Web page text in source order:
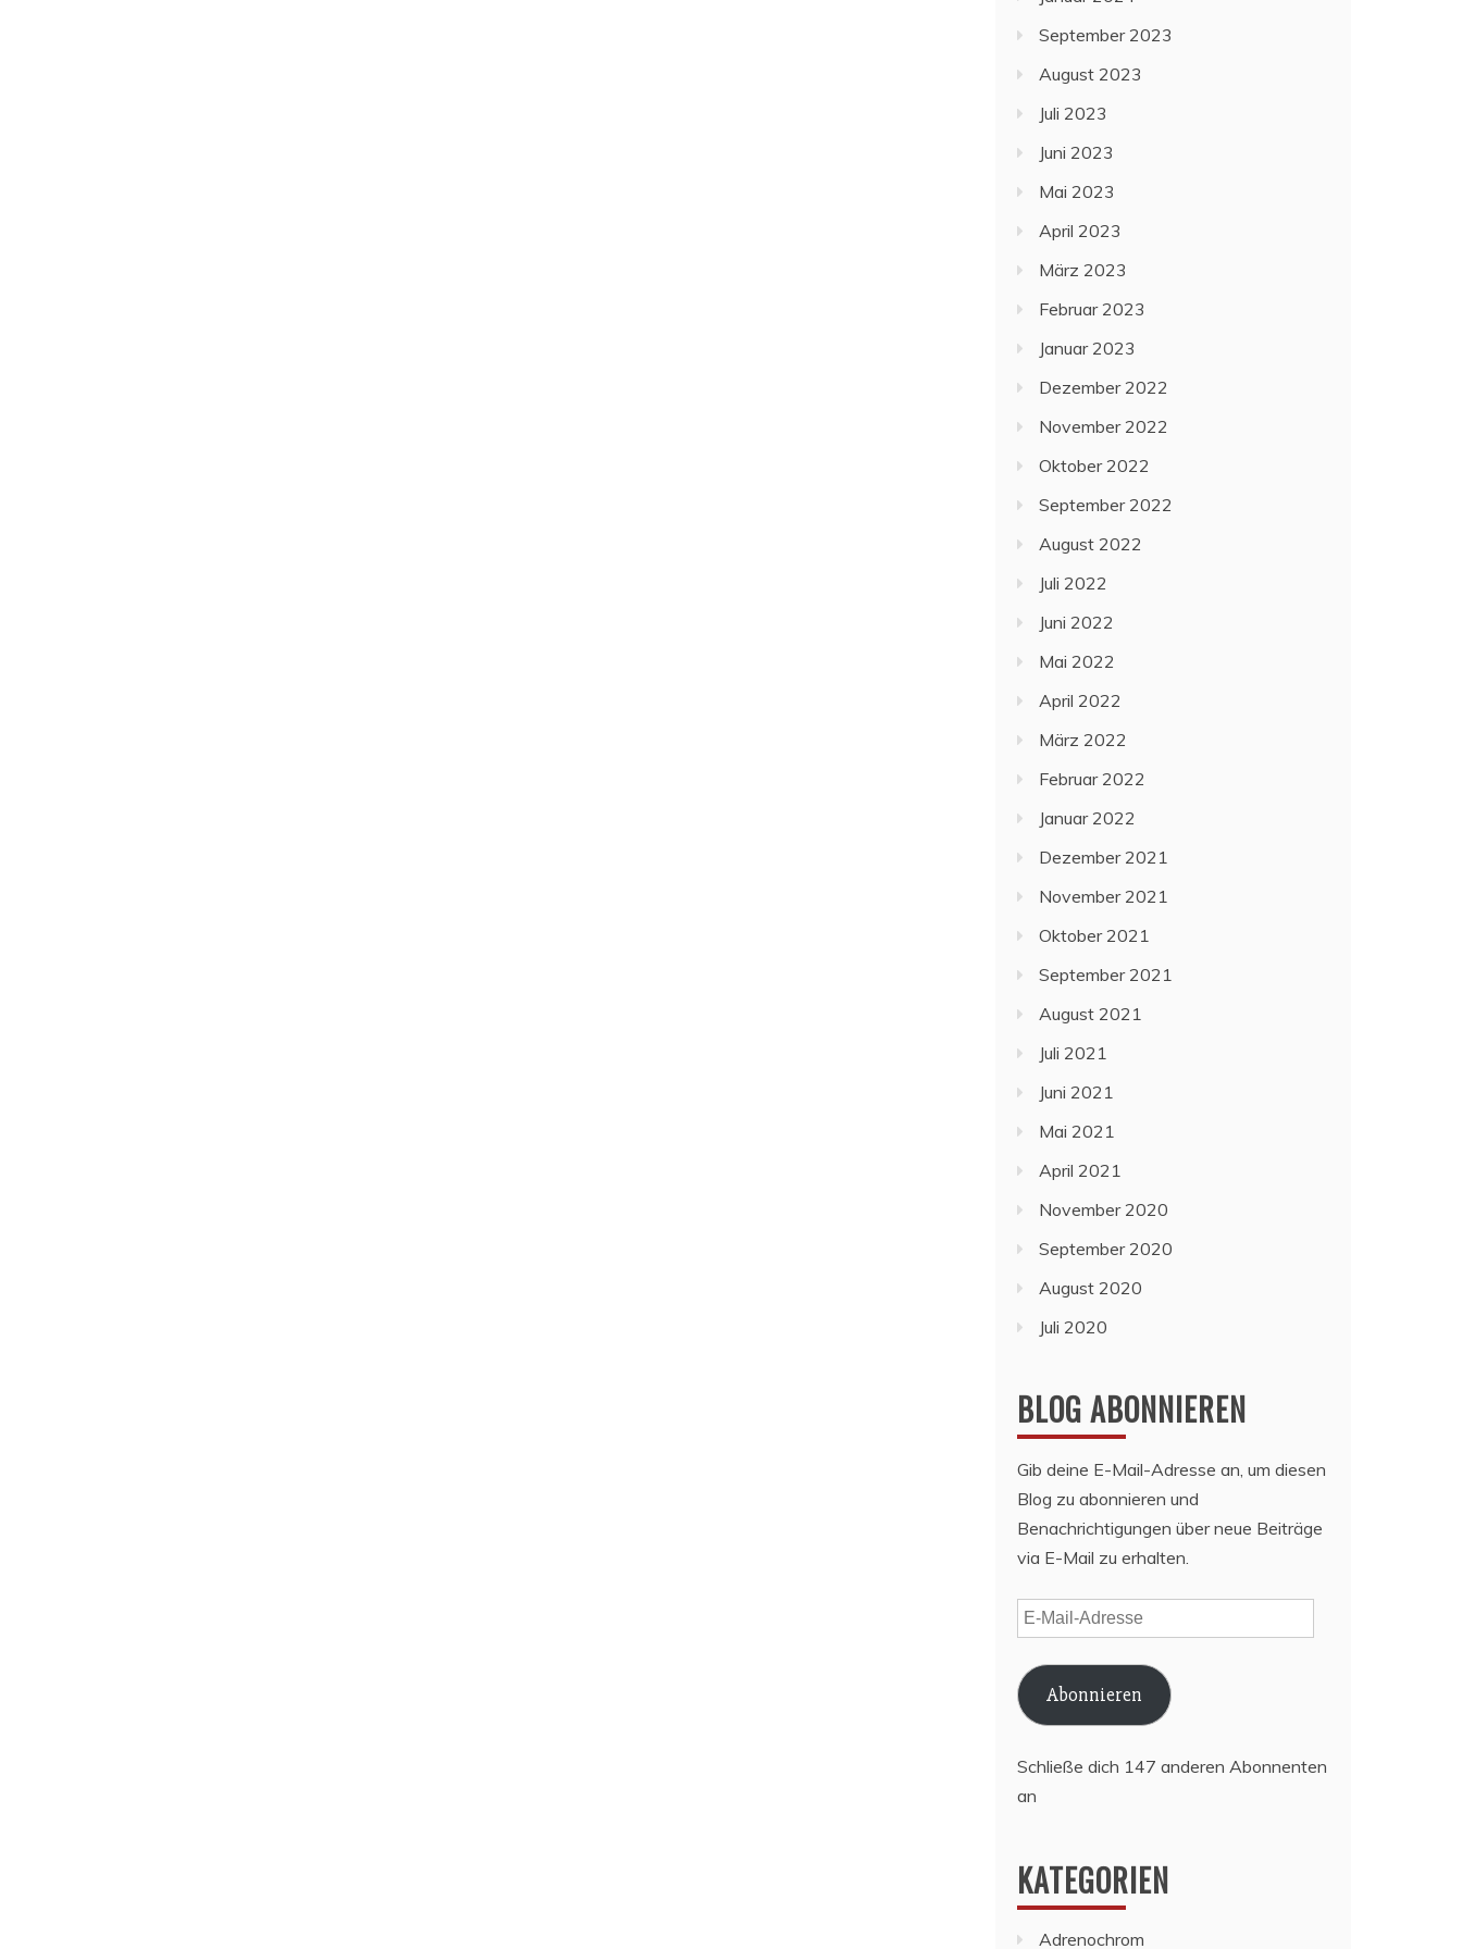
September 2023
August 2023
Juli 2023
Juni 2023
Mai 2023
April 2023
März 2023
Februar 2023
Januar 2023
Dezember 2022
November 2022
Oktober 2022
September 2022
August 2022
Juli 2022
Juni 2022
Mai 2022
April 2022
März 2022
Februar 2022
Januar 2022
Dezember 2021
November 2021
Oktober 2021
September 2021
August 2021
Juli 2021
Juni 2021
Mai 2021
April 2021
November 2020
September 2020
August 2020
Juli 2020
BLOG ABONNIEREN
Gib deine E-Mail-Adresse an, um diesen
Blog zu abonnieren und
Benachrichtigungen über neue Beiträge
via E-Mail zu erhalten.
E-
Mail-
Adresse
Abonnieren
Schließe dich 147 anderen Abonnenten
an
KATEGORIEN
Adrenochrom